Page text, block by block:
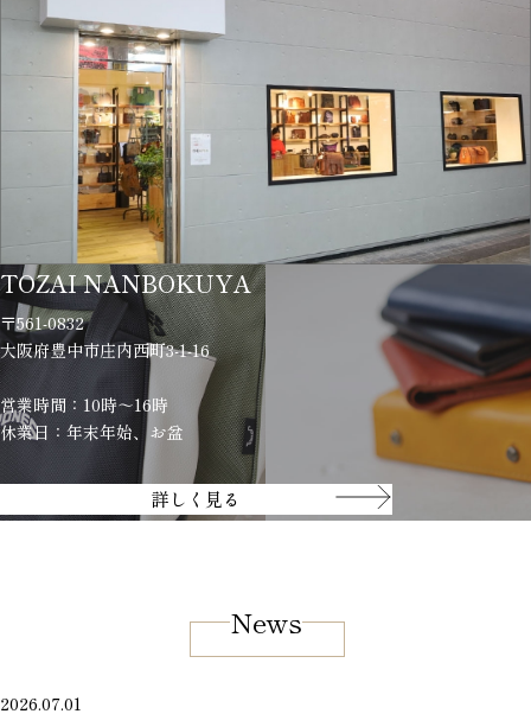
TOZAI NANBOKUYA
〒561-0832
大阪府豊中市庄内西町3-1-16
営業時間：10時～16時
休業日：年末年始、お盆
詳しく見る
News
2026.07.01